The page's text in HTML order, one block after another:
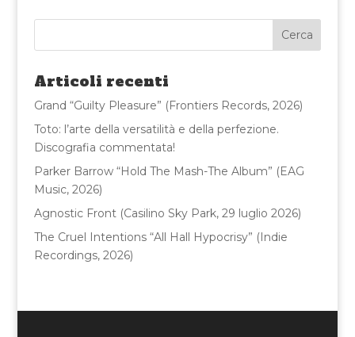
e
b
o
o
k
te
r
l
di
vi
di
Articoli recenti
Grand “Guilty Pleasure” (Frontiers Records, 2026)
Toto: l’arte della versatilità e della perfezione.
Discografia commentata!
Parker Barrow “Hold The Mash-The Album” (EAG
Music, 2026)
Agnostic Front (Casilino Sky Park, 29 luglio 2026)
The Cruel Intentions “All Hall Hypocrisy” (Indie
Recordings, 2026)